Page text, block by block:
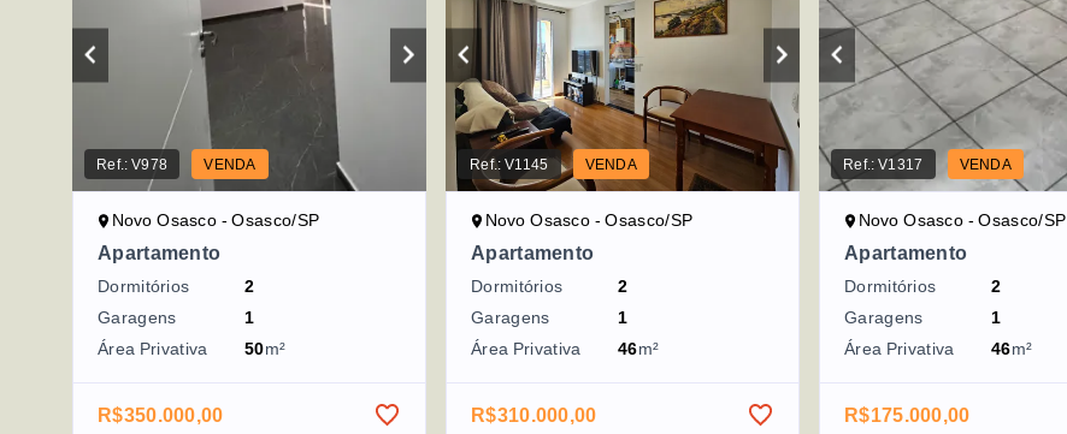
Ref.:V978 VENDA
Novo Osasco - Osasco/SP
Apartamento
Dormitórios
2
Garagens
1
Área Privativa
50m²
R$350.000,00
Ref.:V1145 VENDA
Novo Osasco - Osasco/SP
Apartamento
Dormitórios
2
Garagens
1
Área Privativa
46m²
R$310.000,00
Ref.:V1317 VENDA
Novo Osasco - Osasco/SP
Apartamento
Dormitórios
2
Garagens
1
Área Privativa
46m²
R$175.000,00